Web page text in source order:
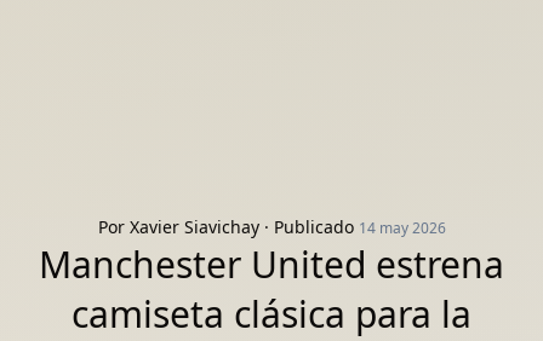
Por Xavier Siavichay· Publicado 14 may 2026
Manchester United estrena
camiseta clásica para la